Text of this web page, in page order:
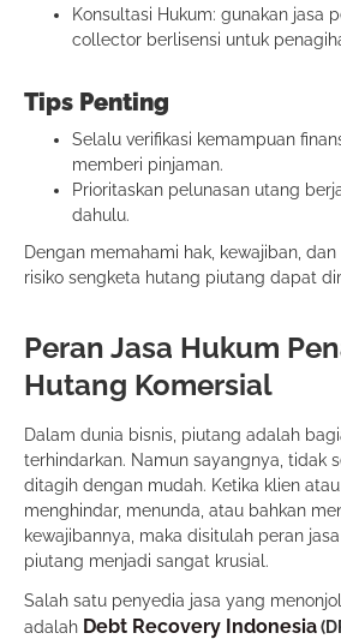
Konsultasi Hukum: gunakan jasa
collector berlisensi untuk
Tips Penting
Selalu verifikasi kemampuan
memberi pinjaman.
Prioritaskan pelunasan utang
dahulu.
Dengan memahami hak, kewajiban, dan
risiko sengketa hutang piutang dapat
Peran Jasa Hukum
Hutang Komersial
Dalam dunia bisnis, piutang adalah
terhindarkan. Namun sayangnya, tidak
ditagih dengan mudah. Ketika klien
menghindar, menunda, atau bahkan
kewajibannya, maka disitulah peran
piutang menjadi sangat krusial.
Salah satu penyedia jasa yang
adalah Debt Recovery Indonesia